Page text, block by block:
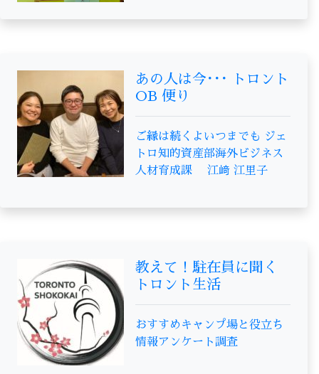
あの人は今･･･ トロント
OB 便り
ご縁は続くよいつまでも ジェ
トロ知的資産部海外ビジネス
人材育成課 江﨑 江里子
教えて！駐在員に聞く
トロント生活
おすすめキャンプ場と役立ち
情報アンケート調査